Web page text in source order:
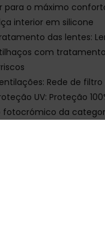
para o máximo
interior em silicone
das lentes:
com
Rede de filtro
UV: Proteção
fotocrómico da